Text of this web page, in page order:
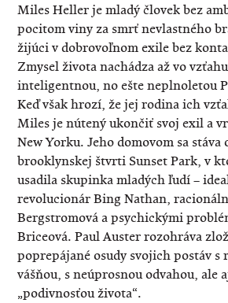
Miles Heller je mladý človek bez
pocitom viny za smrť nevlastného
žijúci v dobrovoľnom exile bez
Zmysel života nachádza až vo
inteligentnou, no ešte neplnoletou
Keď však hrozí, že jej rodina ich
Miles je nútený ukončiť svoj exil a
New Yorku. Jeho domovom sa stáva
brooklynskej štvrti Sunset Park, v
usadila skupinka mladých ľudí –
revolucionár Bing Nathan,
Bergstromová a psychickými
Briceová. Paul Auster rozohráva
poprepájané osudy svojich postáv s
vášňou, s neúprosnou odvahou, ale
„podivnosťou života“.